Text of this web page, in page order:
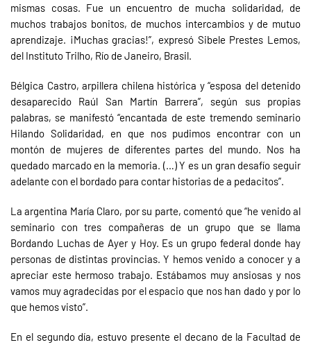
mismas cosas. Fue un encuentro de mucha solidaridad, de
muchos trabajos bonitos, de muchos intercambios y de mutuo
aprendizaje. ¡Muchas gracias!”, expresó Sibele Prestes Lemos,
del Instituto Trilho, Río de Janeiro, Brasil.
Bélgica Castro, arpillera chilena histórica y “esposa del detenido
desaparecido Raúl San Martín Barrera”, según sus propias
palabras, se manifestó “encantada de este tremendo seminario
Hilando Solidaridad, en que nos pudimos encontrar con un
montón de mujeres de diferentes partes del mundo. Nos ha
quedado marcado en la memoria. (…) Y es un gran desafío seguir
adelante con el bordado para contar historias de a pedacitos”.
La argentina María Claro, por su parte, comentó que “he venido al
seminario con tres compañeras de un grupo que se llama
Bordando Luchas de Ayer y Hoy. Es un grupo federal donde hay
personas de distintas provincias. Y hemos venido a conocer y a
apreciar este hermoso trabajo. Estábamos muy ansiosas y nos
vamos muy agradecidas por el espacio que nos han dado y por lo
que hemos visto”.
En el segundo día, estuvo presente el decano de la Facultad de